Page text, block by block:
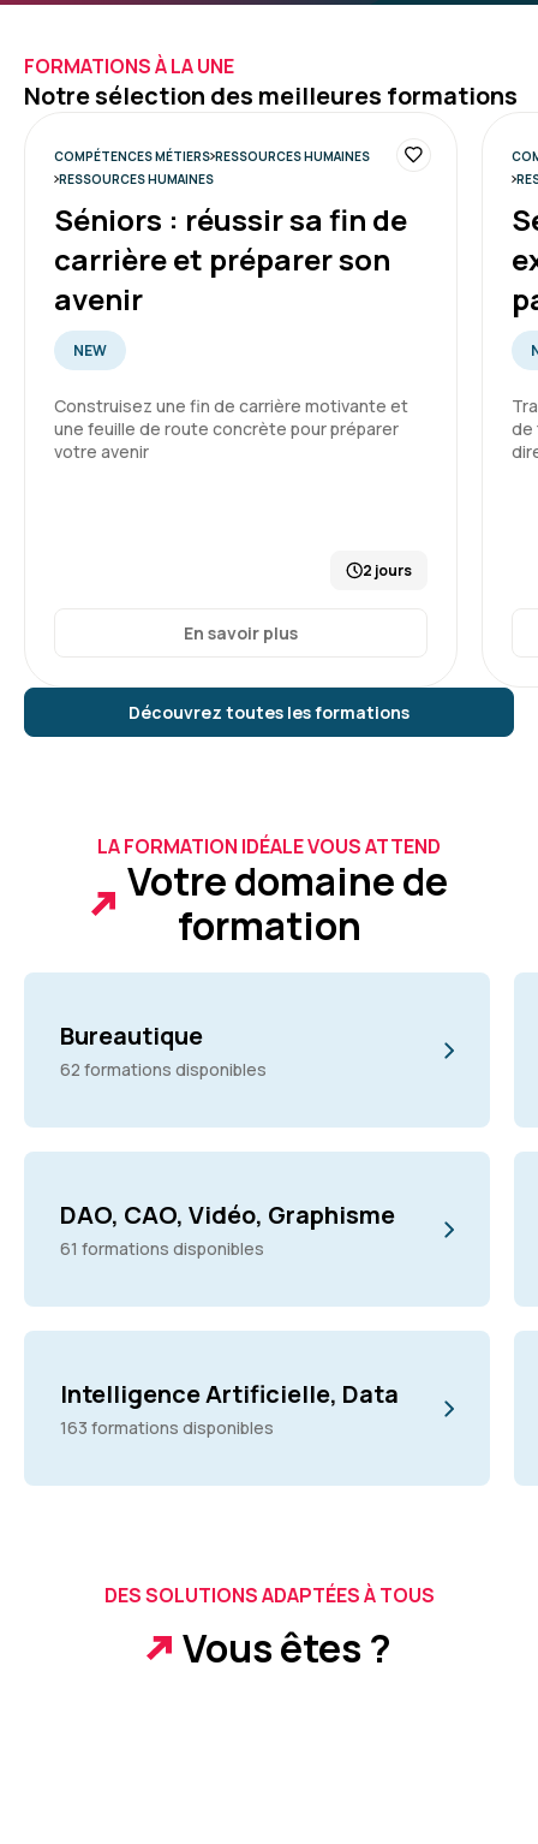
FORMATIONS À LA UNE
Notre sélection des meilleures formations
Découvrez toutes les formations
COMPÉTENCES MÉTIERS RESSOURCES HUMAINES
RESSOURCES HUMAINES
Séniors : réussir sa fin de
carrière et préparer son
avenir
NEW
Construisez une fin de carrière motivante et
une feuille de route concrète pour préparer
votre avenir
2 jours
En savoir plus
de
LA FORMATION IDÉALE VOUS ATTEND
Votre domaine de
formation
Bureautique
62 formations disponibles
DAO, CAO, Vidéo, Graphisme
61 formations disponibles
Intelligence Artificielle, Data
163 formations disponibles
DES SOLUTIONS ADAPTÉES À TOUS
Vous êtes ?